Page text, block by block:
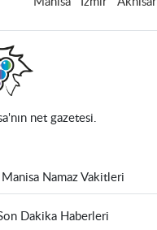
net gazetesi.
Manisa Namaz Vakitleri
Dakika Haberleri